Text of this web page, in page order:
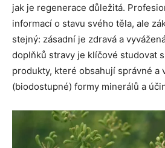
jak je regenerace důležitá.
informací o stavu svého těla, ale
stejný: zásadní je zdravá a
doplňků stravy je klíčové studovat
produkty, které obsahují správné a
(biodostupné) formy minerálů a